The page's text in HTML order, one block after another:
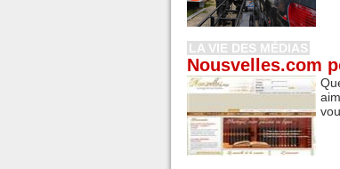
LA VIE DES MÉDIAS
Nousvelles.com